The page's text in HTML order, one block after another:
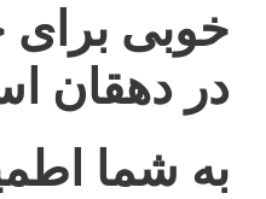
خوبی برای
در دهقان
به شما